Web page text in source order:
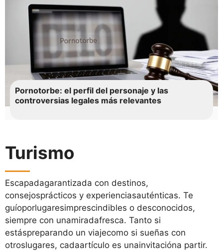
Pornotorbe: el perfil del personaje y las
controversias legales más relevantes
Turismo
Escapadagarantizada con destinos,
consejosprácticos y experienciasauténticas. Te
guíoporlugaresimprescindibles o desconocidos,
siempre con unamiradafresca. Tanto si
estáspreparando un viajecomo si sueñas con
otroslugares, cadaartículo es unainvitacióna partir.